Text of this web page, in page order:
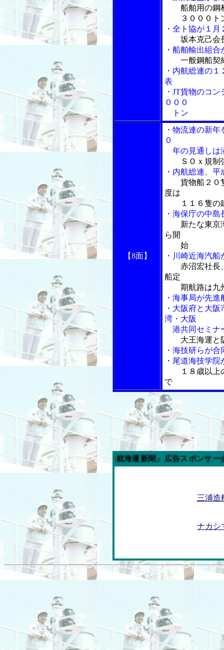
船舶用の鋼
３０００ト
・全ト協が１
坂本克己会
・船舶輸出組
一般鋼船契
・内航総連の
表
・JT貨物のコ
０００
トン
【8面】
・物流連の新
０
年の見通しは
ＳＯｘ規
・内航総連、
貨物船２０
度は
１１６隻の
・海保庁の中
新たな東京
ら開
始
・川崎近海汽
赤沼宏社長
船定
期航路は九州
・海事局が先
・大阪府と大
湾・大阪
港共同セミナ
大王海運と
・海技研らが
・尾道海技学
１８歳以
で
今週の「内航海運新聞」広告スポンサー企業
三浦造
ナカシ